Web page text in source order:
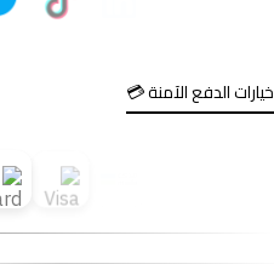
خيارات الدفع الآمنة 💳